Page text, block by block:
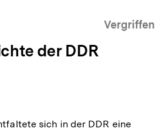
Vergriffen
der DDR
sich in der DDR eine